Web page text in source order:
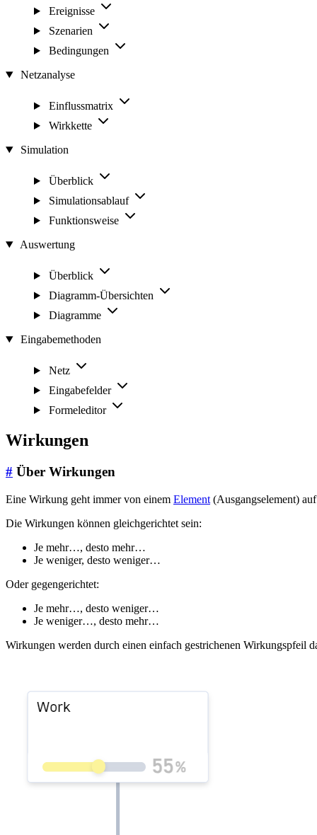
Ereignisse
Szenarien
Bedingungen
Netzanalyse
Einflussmatrix
Wirkkette
Simulation
Überblick
Simulationsablauf
Funktionsweise
Auswertung
Überblick
Diagramm-Übersichten
Diagramme
Eingabemethoden
Netz
Eingabefelder
Formeleditor
Wirkungen
# Über Wirkungen
Eine Wirkung geht immer von einem Element (Ausgangselement)
Die Wirkungen können gleichgerichtet sein:
Je mehr…, desto mehr…
Je weniger, desto weniger…
Oder gegengerichtet:
Je mehr…, desto weniger…
Je weniger…, desto mehr…
Wirkungen werden durch einen einfach gestrichenen Wirkungspfeil